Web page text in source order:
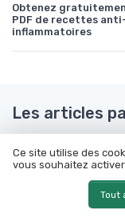
Obtenez
PDF de recettes
inflammatoires
Les articles
Mars 2024
Décembre 2024
Ce site utilise des
vous souhaitez activer
Tout